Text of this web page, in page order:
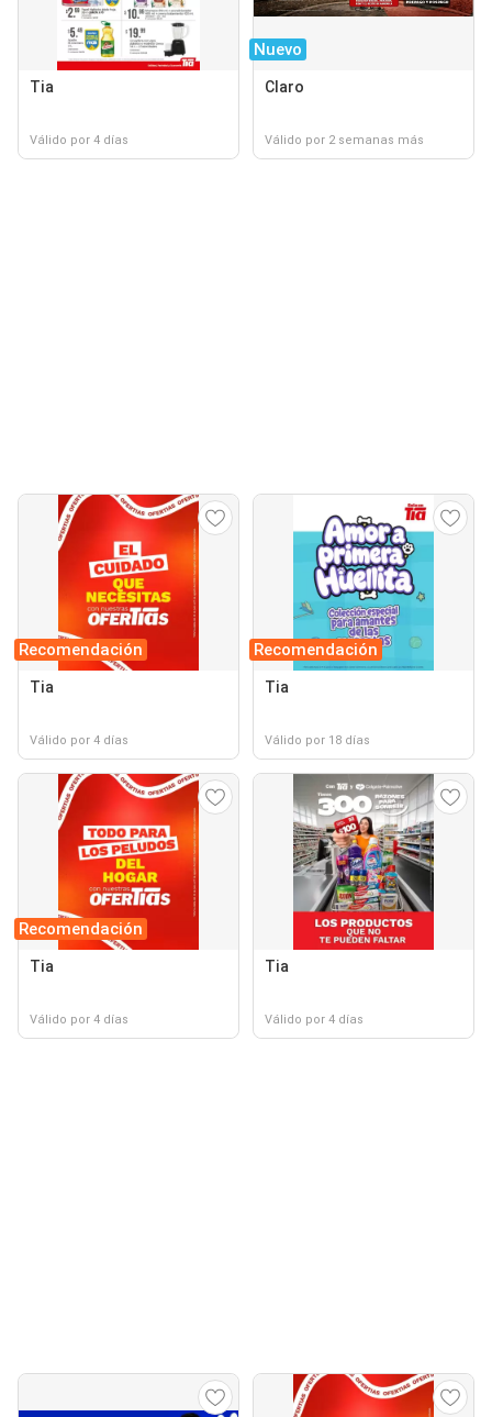
Tia
Válido por 4 días
Nuevo
Claro
Válido por 2 semanas más
Recomendación
Tia
Válido por 4 días
Recomendación
Tia
Válido por 18 días
Recomendación
Tia
Válido por 4 días
Tia
Válido por 4 días